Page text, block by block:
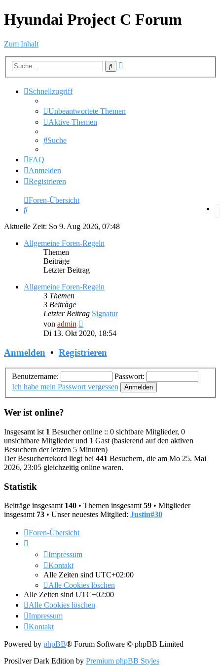
Hyundai Project C Forum
Zum Inhalt
Suche
Schnellzugriff
Unbeantwortete Themen
Aktive Themen
Suche
FAQ
Anmelden
Registrieren
Foren-Übersicht
Suche
Aktuelle Zeit: So 9. Aug 2026, 07:48
Allgemeine Foren-Regeln
Themen
Beiträge
Letzter Beitrag
Allgemeine Foren-Regeln
3 Themen
3 Beiträge
Letzter Beitrag Signatur
von admin
Beitrag
Di 13. Okt 2020, 18:54
Anmelden • Registrieren
Benutzername:
Passwort:
Ich habe mein Passwort vergessen
Wer ist online?
Insgesamt ist 1 Besucher online :: 0 sichtbare Mitglieder, 0
unsichtbare Mitglieder und 1 Gast (basierend auf den aktiven
Besuchern der letzten 5 Minuten)
Der Besucherrekord liegt bei 441 Besuchern, die am Mo 25. Mai
2026, 23:05 gleichzeitig online waren.
Statistik
Beiträge insgesamt 140 • Themen insgesamt 59 • Mitglieder
insgesamt 73 • Unser neuestes Mitglied: Justin#30
Foren-Übersicht
Impressum
Kontakt
Alle Zeiten sind UTC+02:00
Alle Cookies löschen
Alle Zeiten sind UTC+02:00
Alle Cookies löschen
Impressum
Kontakt
Powered by phpBB® Forum Software © phpBB Limited
Prosilver Dark Edition by Premium phpBB Styles